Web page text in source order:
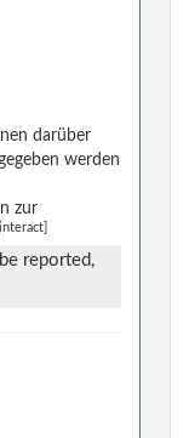
darüber
werden
zur
[interact]
reported,